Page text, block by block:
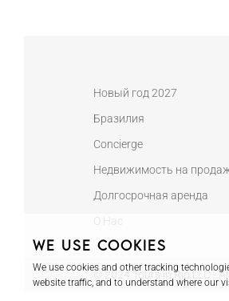
Новый год 2027
Бразилия
Concierge
Недвижимость на
Долгосрочная аренда
О Нас
© 2024 Tours in Rio LLC -
We use cookies
We use cookies and other tracking
website traffic, and to understand where our